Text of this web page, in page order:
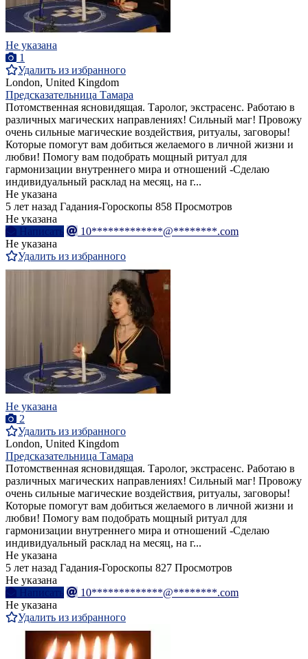
Не указана
1
Удалить из избранного
London, United Kingdom
Предсказательница Тамара
Потомственная ясновидящая. Таролог, экстрасенс. Работаю в
различных магических направлениях! Сильный маг! Провожу
очень сильные магические воздействия, ритуалы, заговоры!
Которые помогут вам добиться желаемого в личной жизни и
любви! Помогу вам подобрать мощный ритуал для
гармонизации внутреннего мира и отношений -Сделаю
индивидуальный расклад на месяц, на г...
Не указана
5 лет назад Гадания-Гороскопы 858 Просмотров
Не указана
Написать
10*************@********.com
Не указана
Удалить из избранного
Не указана
2
Удалить из избранного
London, United Kingdom
Предсказательница Тамара
Потомственная ясновидящая. Таролог, экстрасенс. Работаю в
различных магических направлениях! Сильный маг! Провожу
очень сильные магические воздействия, ритуалы, заговоры!
Которые помогут вам добиться желаемого в личной жизни и
любви! Помогу вам подобрать мощный ритуал для
гармонизации внутреннего мира и отношений -Сделаю
индивидуальный расклад на месяц, на г...
Не указана
5 лет назад Гадания-Гороскопы 827 Просмотров
Не указана
Написать
10*************@********.com
Не указана
Удалить из избранного